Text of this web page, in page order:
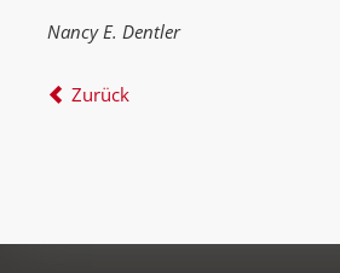
Nancy E. Dentler
Zurück